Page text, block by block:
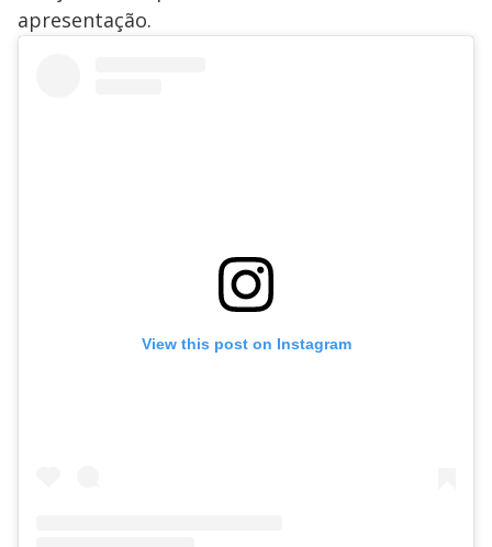
apresentação.
View this post on Instagram